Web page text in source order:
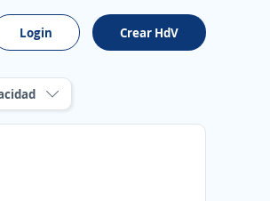
Login Crear HdV